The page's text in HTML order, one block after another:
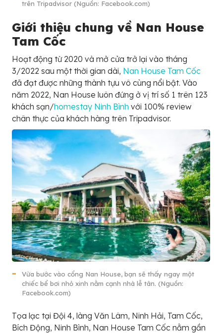
trên Tripadvisor (Nguồn: Facebook.com)
Giới thiệu chung về Nan House
Tam Cốc
Hoạt động từ 2020 và mở cửa trở lại vào tháng
3/2022 sau một thời gian dài, Nan House Tam Cốc
đã đạt được những thành tựu vô cùng nổi bật. Vào
năm 2022, Nan House luôn đứng ở vị trí số 1 trên 123
khách sạn/homestay Ninh Bình với 100% review
chân thực của khách hàng trên Tripadvisor.
Vừa bước vào cổng Nan House, bạn sẽ thấy ngay một
chiếc bể bơi nhỏ xinh nằm cạnh nhà lễ tân. (Nguồn:
Facebook.com)
Tọa lạc tại Đội 4, làng Văn Lâm, Ninh Hải, Tam Cốc,
Bích Động, Ninh Bình, Nan House Tam Cốc nằm gần